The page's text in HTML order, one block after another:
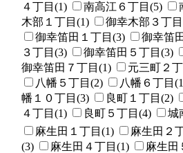
４丁目(1)
南高江６丁目(5)
木部１丁目(1)
御幸木部３丁
御幸笛田１丁目(3)
御幸笛
３丁目(3)
御幸笛田５丁目(3)
御幸笛田７丁目(1)
元三町２
八幡５丁目(2)
八幡６丁目
幡１０丁目(3)
良町１丁目(2)
４丁目(1)
良町５丁目(4) 城
麻生田１丁目(1) 麻生田２
(3)
麻生田４丁目(1) 麻生田